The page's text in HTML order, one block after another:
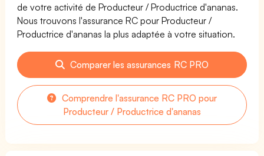
de votre activité de Producteur / Productrice d'ananas.
Nous trouvons l'assurance RC pour Producteur /
Productrice d'ananas la plus adaptée à votre situation.
Comparer les assurances RC PRO
Comprendre l'assurance RC PRO pour
Producteur / Productrice d'ananas